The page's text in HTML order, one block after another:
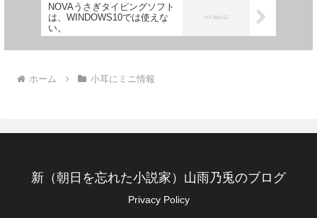
NOVAうさぎタイピングソフト
は、WINDOWS10では使えな
い。
ホーム 小耳にミニ情報
新（朝日を忘れた小説家）山雨乃兎のブログ
Privacy Policy